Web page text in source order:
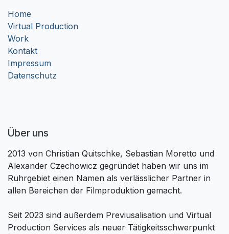
Home
Virtual Production
Work
Kontakt
Impressum
Datenschutz
Über uns
2013 von Christian Quitschke, Sebastian Moretto und
Alexander Czechowicz gegründet haben wir uns im
Ruhrgebiet einen Namen als verlässlicher Partner in
allen Bereichen der Filmproduktion gemacht.
Seit 2023 sind außerdem Previusalisation und Virtual
Production Services als neuer Tätigkeitsschwerpunkt